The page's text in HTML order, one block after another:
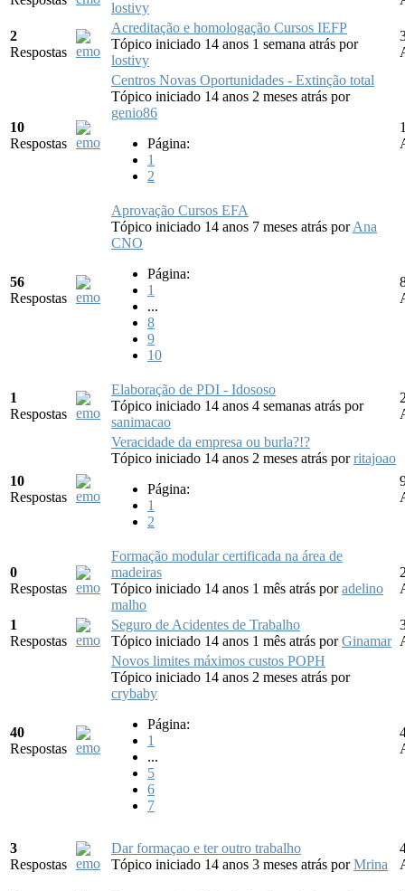
lostivy
2
Respostas
Acreditação e homologação Cursos IEFP
Tópico iniciado 14 anos 1 semana atrás por
lostivy
10
Respostas
Centros Novas Oportunidades - Extinção total
Tópico iniciado 14 anos 2 meses atrás por
genio86
Página:
1
2
56
Respostas
Aprovação Cursos EFA
Tópico iniciado 14 anos 7 meses atrás porAna
CNO
Página:
1
...
8
9
10
1
Respostas
Elaboração de PDI - Idososo
Tópico iniciado 14 anos 4 semanas atrás por
sanimacao
10
Respostas
Veracidade da empresa ou burla?!?
Tópico iniciado 14 anos 2 meses atrás porritajoao
Página:
1
2
0
Respostas
Formação modular certificada na área de
madeiras
Tópico iniciado 14 anos 1 mês atrás poradelino
malho
1
Respostas
Seguro de Acidentes de Trabalho
Tópico iniciado 14 anos 1 mês atrás porGinamar
40
Respostas
Novos limites máximos custos POPH
Tópico iniciado 14 anos 2 meses atrás por
crybaby
Página:
1
...
5
6
7
3
Respostas
Dar formaçao e ter outro trabalho
Tópico iniciado 14 anos 3 meses atrás porMrina